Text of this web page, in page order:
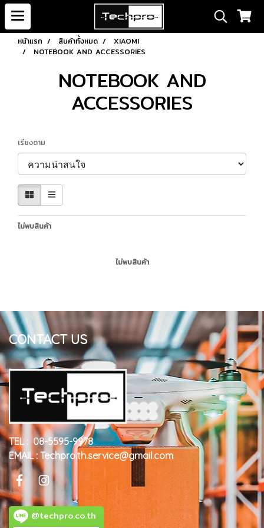
หน้าแรก สินค้าทั้งหมด
XIAOMI
NOTEBOOK AND ACCESSORIES
NOTEBOOK AND
ACCESSORIES
เรียงตาม
ไม่พบสินค้า
ไม่พบสินค้า
CONTACT US
TEL : 08-5595-9978
EMAIL : Techpro.th.service@gmail.com
@techpro.co.th